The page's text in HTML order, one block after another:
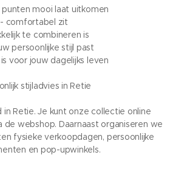
mooi laat uitkomen
- comfortabel zit
te combineren is
persoonlijke stijl past
voor jouw dagelijks leven
stijladvies in Retie
in Retie. Je kunt onze collectie online
de webshop. Daarnaast organiseren we
fysieke verkoopdagen, persoonlijke
en pop-upwinkels.